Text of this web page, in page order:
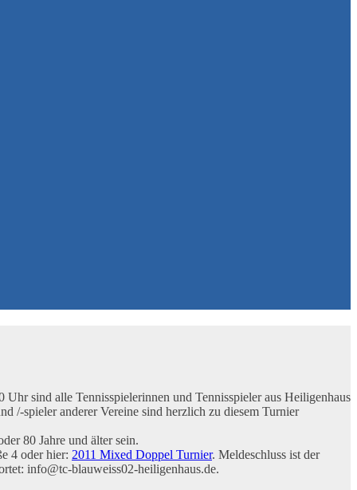
sind alle Tennisspielerinnen und Tennisspieler aus Heiligenhaus
/-spieler anderer Vereine sind herzlich zu diesem Turnier
80 Jahre und älter sein.
4 oder hier: 2011 Mixed Doppel Turnier. Meldeschluss ist der
info@tc-blauweiss02-heiligenhaus.de.